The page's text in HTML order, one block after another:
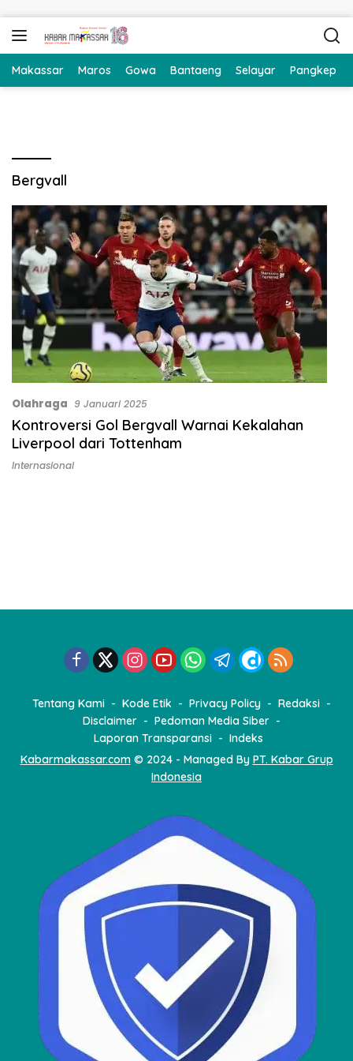
Makassar Maros Gowa Bantaeng Selayar Pangkep
Bergvall
Olahraga 9 Januari 2025
Kontroversi Gol Bergvall Warnai Kekalahan
Liverpool dari Tottenham
Internasional
Tentang Kami Kode Etik Privacy Policy
Redaksi
Disclaimer
Pedoman Media Siber
Laporan Transparansi
Indeks
Kabarmakassar.com© 2024 - Managed By PT. Kabar Grup
Indonesia